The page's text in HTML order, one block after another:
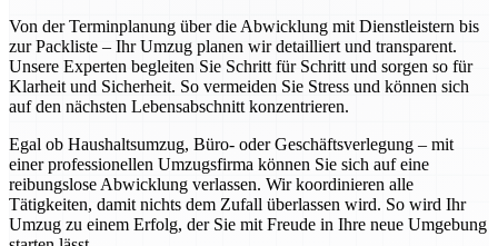
Von der Terminplanung über die Abwicklung mit Dienstleistern bis
zur Packliste – Ihr Umzug planen wir detailliert und transparent.
Unsere Experten begleiten Sie Schritt für Schritt und sorgen so für
Klarheit und Sicherheit. So vermeiden Sie Stress und können sich
auf den nächsten Lebensabschnitt konzentrieren.
Egal ob Haushaltsumzug, Büro- oder Geschäftsverlegung – mit
einer professionellen Umzugsfirma können Sie sich auf eine
reibungslose Abwicklung verlassen. Wir koordinieren alle
Tätigkeiten, damit nichts dem Zufall überlassen wird. So wird Ihr
Umzug zu einem Erfolg, der Sie mit Freude in Ihre neue Umgebung